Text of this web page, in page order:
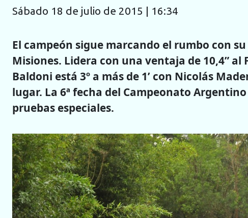
sábado 18 de julio de 2015 | 16:34
El campeón sigue marcando el rumbo con
Misiones. Lidera con una ventaja de 10,4” al
Baldoni está 3º a más de 1’ con Nicolás
lugar. La 6ª fecha del Campeonato
pruebas especiales.